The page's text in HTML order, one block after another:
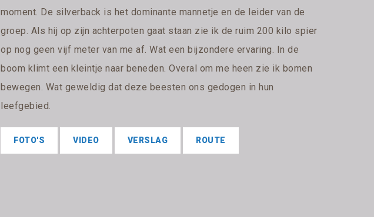
moment. De silverback is het dominante mannetje en de leider van de
groep. Als hij op zijn achterpoten gaat staan zie ik de ruim 200 kilo spier
op nog geen vijf meter van me af. Wat een bijzondere ervaring. In de
boom klimt een kleintje naar beneden. Overal om me heen zie ik bomen
bewegen. Wat geweldig dat deze beesten ons gedogen in hun
leefgebied.
FOTO'S VIDEO VERSLAG ROUTE